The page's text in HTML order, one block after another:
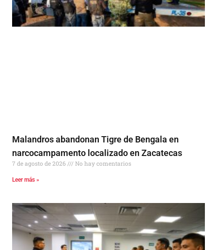
Malandros abandonan Tigre de Bengala en
narcocampamento localizado en Zacatecas
7 de agosto de 2026 No hay comentarios
Leer más »